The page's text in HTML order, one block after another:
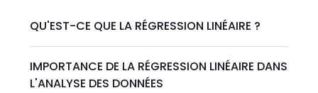
QU'EST-CE QUE LA RÉGRESSION LINÉAIRE ?
IMPORTANCE DE LA RÉGRESSION LINÉAIRE DANS
L'ANALYSE DES DONNÉES